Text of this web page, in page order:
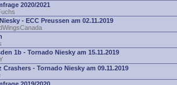
2020/2021
- ECC Preussen am 02.11.2019
1b - Tornado Niesky am 15.11.2019
Crashers - Tornado Niesky am 09.11.2019